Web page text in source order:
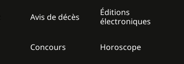
Avis de décès
Éditions
électroniques
Concours Horoscope